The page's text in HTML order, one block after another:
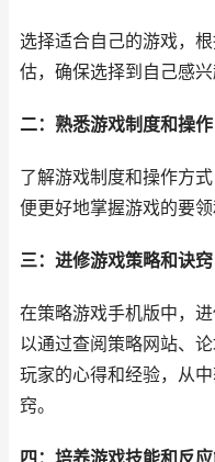
选择适合自己的游戏，
估，确保选择到自己感
二：熟悉游戏制度和操作
了解游戏制度和操作方
便更好地掌握游戏的要领
三：进修游戏策略和诀窍
在策略游戏手机版中，
以通过查阅策略网站、
玩家的心得和经验，从
窍。